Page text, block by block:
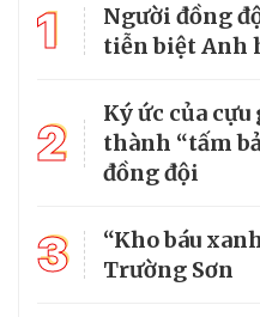
1
Người đồng
tiễn biệt Anh
2
Ký ức của
thành “tấm
đồng đội
3
“Kho báu
Trường Sơn